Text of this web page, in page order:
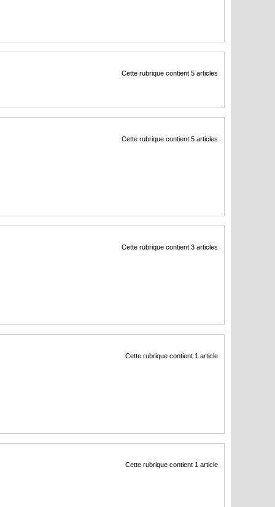
Cette rubrique contient 5 articles
Cette rubrique contient 5 articles
Cette rubrique contient 3 articles
Cette rubrique contient 1 article
Cette rubrique contient 1 article